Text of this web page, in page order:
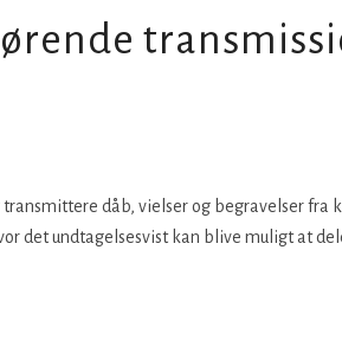
dåb, vielser og begravelser fra
det undtagelsesvist kan blive muligt at